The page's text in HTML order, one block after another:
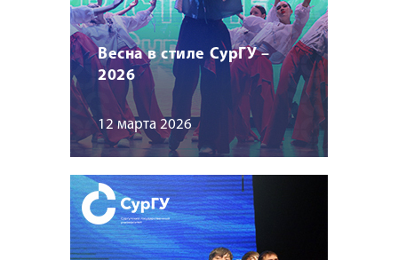
Весна в стиле СурГУ –
2026
12 марта 2026